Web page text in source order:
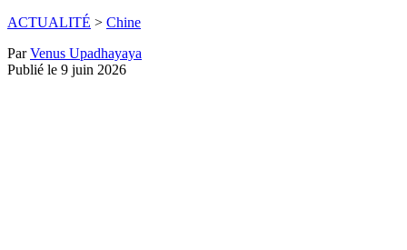
ACTUALITÉ > Chine
ParVenus Upadhayaya
Publié le 9 juin 2026